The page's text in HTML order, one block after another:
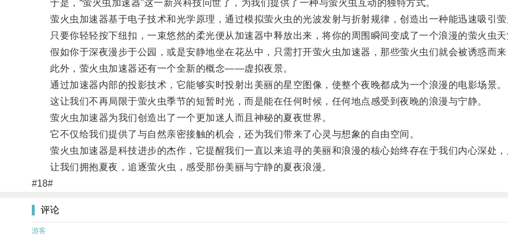
于是，“萤火虫加速器”这一新兴科技问世了，为我们提供了一种与萤火虫互动的独特方式。
萤火虫加速器基于电子技术和光学原理，通过模拟萤火虫的光波发射与折射规律，创造出一种能迅速吸引萤
只要你轻轻按下纽扣，一束悠然的柔光便从加速器中释放出来，将你的周围瞬间变成了一个浪漫的萤火虫天
假如你于深夜漫步于公园，或是安静地坐在花丛中，只需打开萤火虫加速器，那些萤火虫们就会被诱惑而来
此外，萤火虫加速器还有一个全新的概念——虚拟夜景。
通过加速器内部的投影技术，它能够实时投射出美丽的星空图像，使整个夜晚都成为一个浪漫的电影场景。
这让我们不再局限于萤火虫季节的短暂时光，而是能在任何时候，任何地点感受到夜晚的浪漫与宁静。
萤火虫加速器为我们创造出了一个更加迷人而且神秘的夏夜世界。
它不仅给我们提供了与自然亲密接触的机会，还为我们带来了心灵与想象的自由空间。
萤火虫加速器是科技进步的杰作，它提醒我们一直以来追寻的美丽和浪漫的核心始终存在于我们内心深处，
让我们拥抱夏夜，追逐萤火虫，感受那份美丽与宁静的夏夜浪漫。
#18#
评论
游客